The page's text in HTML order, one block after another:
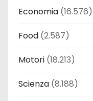
Economia (16.576)
Food (2.587)
Motori (18.213)
Scienza (8.188)